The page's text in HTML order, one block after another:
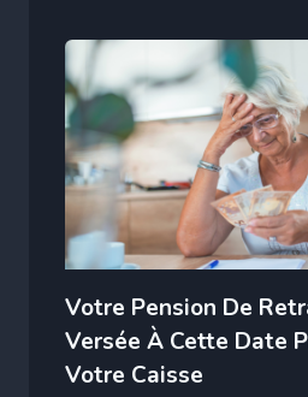
Votre Pension De
Versée À Cette Date
Votre Caisse